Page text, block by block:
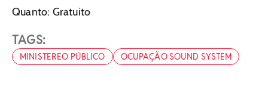
Quanto: Gratuito
TAGS:
MINISTEREO PÚBLICO OCUPAÇÃO SOUND SYSTEM